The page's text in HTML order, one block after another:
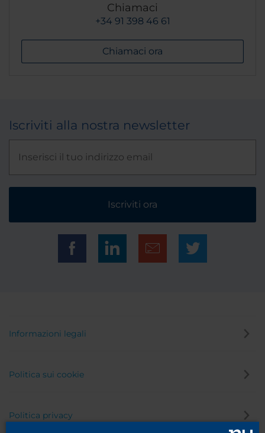
Chiamaci
+34 91 398 46 61
Chiamaci ora
Iscriviti alla nostra newsletter
Iscriviti ora
Informazioni legali
Politica sui cookie
Politica privacy